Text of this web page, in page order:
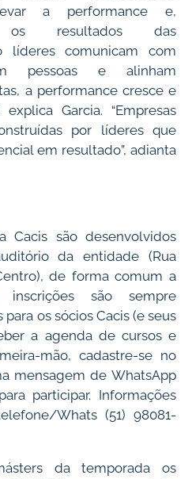
a performance e,
os resultados das
líderes comunicam com
pessoas e alinham
a performance cresce e
Garcia. “Empresas
por líderes que
em resultado”, adianta
Cacis são desenvolvidos
da entidade (Rua
de forma comum a
são sempre
os sócios Cacis (e seus
a agenda de cursos e
mão, cadastre-se no
mensagem de WhatsApp
participar. Informações
Whats (51) 98081-
da temporada os